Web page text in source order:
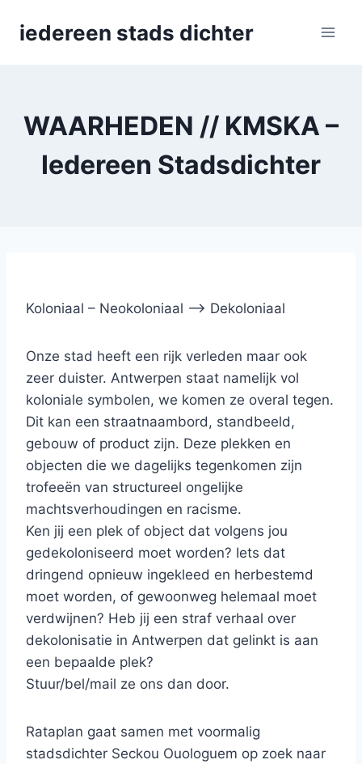
iedereen stads dichter
WAARHEDEN // KMSKA –
Iedereen Stadsdichter
Koloniaal – Neokoloniaal –> Dekoloniaal
Onze stad heeft een rijk verleden maar ook
zeer duister. Antwerpen staat namelijk vol
koloniale symbolen, we komen ze overal tegen.
Dit kan een straatnaambord, standbeeld,
gebouw of product zijn. Deze plekken en
objecten die we dagelijks tegenkomen zijn
trofeeën van structureel ongelijke
machtsverhoudingen en racisme.
Ken jij een plek of object dat volgens jou
gedekoloniseerd moet worden? Iets dat
dringend opnieuw ingekleed en herbestemd
moet worden, of gewoonweg helemaal moet
verdwijnen? Heb jij een straf verhaal over
dekolonisatie in Antwerpen dat gelinkt is aan
een bepaalde plek?
Stuur/bel/mail ze ons dan door.
Rataplan gaat samen met voormalig
stadsdichter Seckou Ouologuem op zoek naar